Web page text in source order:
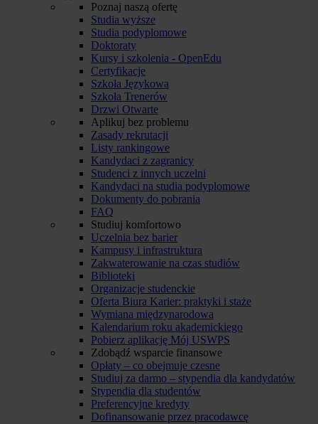
Poznaj naszą ofertę
Studia wyższe
Studia podyplomowe
Doktoraty
Kursy i szkolenia - OpenEdu
Certyfikacje
Szkoła Językowa
Szkoła Trenerów
Drzwi Otwarte
Aplikuj bez problemu
Zasady rekrutacji
Listy rankingowe
Kandydaci z zagranicy
Studenci z innych uczelni
Kandydaci na studia podyplomowe
Dokumenty do pobrania
FAQ
Studiuj komfortowo
Uczelnia bez barier
Kampusy i infrastruktura
Zakwaterowanie na czas studiów
Biblioteki
Organizacje studenckie
Oferta Biura Karier: praktyki i staże
Wymiana międzynarodowa
Kalendarium roku akademickiego
Pobierz aplikację Mój USWPS
Zdobądź wsparcie finansowe
Opłaty – co obejmuje czesne
Studiuj za darmo – stypendia dla kandydatów
Stypendia dla studentów
Preferencyjne kredyty
Dofinansowanie przez pracodawcę